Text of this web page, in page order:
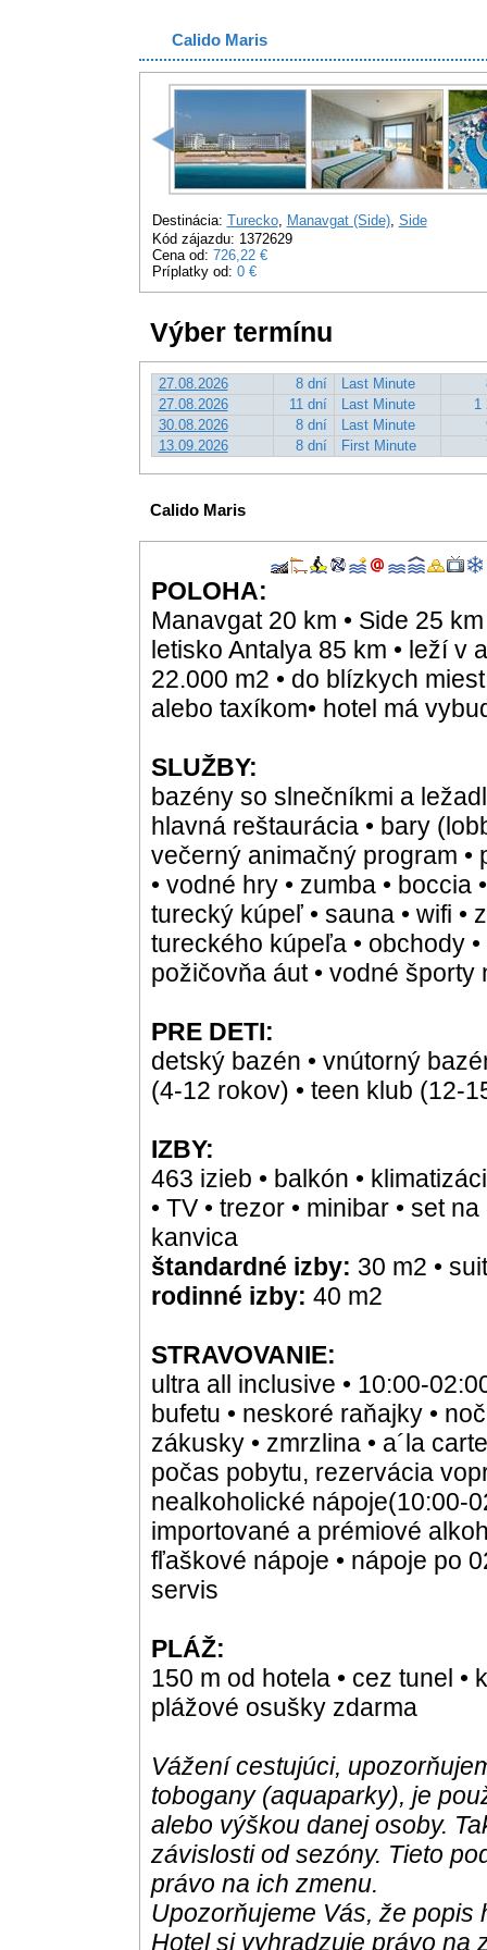
Calido Maris
Destinácia: Turecko, Manavgat (Side), Side
Kód zájazdu: 1372629
Cena od: 726,22 €
Príplatky od: 0 €
Výber termínu
27.08.2026 8 dní Last Minute
27.08.2026
11 dní Last Minute
1
30.08.2026
8 dní Last Minute
13.09.2026
8 dní First Minute
Calido Maris
POLOHA:
Manavgat 20 km • Side 25
letisko Antalya 85 km • leží v
22.000 m2 • do blízkych
alebo taxíkom• hotel má
SLUŽBY:
bazény so slnečníkmi a
hlavná reštaurácia • bary
večerný animačný program •
• vodné hry • zumba • boccia
turecký kúpeľ • sauna • wifi •
tureckého kúpeľa • obchody
požičovňa áut • vodné
PRE DETI:
detský bazén • vnútorný
(4-12 rokov) • teen klub (12-
IZBY:
463 izieb • balkón •
• TV • trezor • minibar • set
kanvica
štandardné izby: 30 m2 •
rodinné izby: 40 m2
STRAVOVANIE:
ultra all inclusive • 10:00-
bufetu • neskoré raňajky •
zákusky • zmrzlina • a´la
počas pobytu, rezervácia
nealkoholické nápoje(10:00-
importované a prémiové
fľaškové nápoje • nápoje po
servis
PLÁŽ:
150 m od hotela • cez tunel •
plážové osušky zdarma
Vážení cestujúci,
tobogany (aquaparky), je
alebo výškou danej osoby.
závislosti od sezóny. Tieto
právo na ich zmenu.
Upozorňujeme Vás, že popis
Hotel si vyhradzuje právo na